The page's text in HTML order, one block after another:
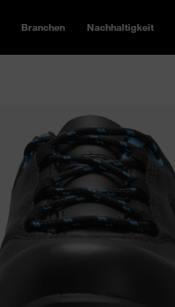
Branchen Nachhaltigkeit